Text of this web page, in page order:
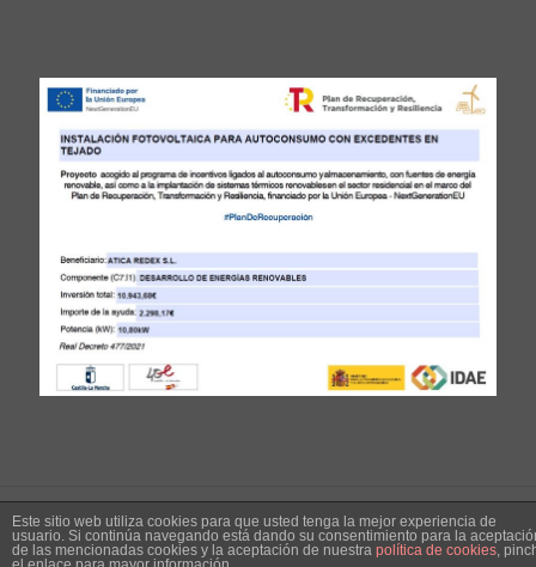
© Ática Redex S.L. 2024
Este sitio web utiliza cookies para que usted tenga la mejor experiencia de
usuario. Si continúa navegando está dando su consentimiento para la
de las mencionadas cookies y la aceptación de nuestra política de cookies,